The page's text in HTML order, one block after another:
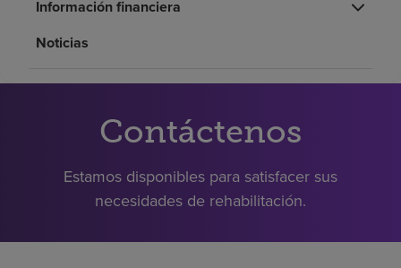
Acerca de nosotros
Pagar mi factura
Información financiera
Noticias
Contáctenos
Estamos disponibles para satisfacer sus
necesidades de rehabilitación.